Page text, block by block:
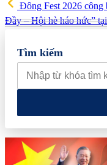
Đông Fest 2026 công
Đầy – Hội hè háo hức”
ITE HCMC 2026 mở
du lịch
Thủ tướng:
cậy và nhân văn
Giá
cùng tăng
Tìm kiếm